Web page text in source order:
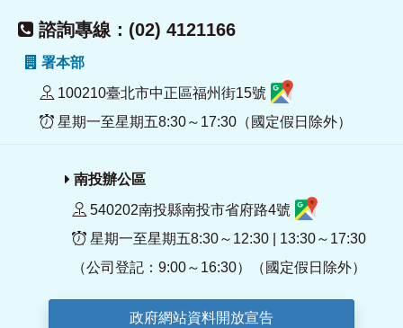
諮詢專線：(02) 4121166
署本部
100210臺北市中正區福州街15號
星期一至星期五8:30～17:30（國定假日除外）
南投辦公區
540202南投縣南投市省府路4號
星期一至星期五8:30～12:30 | 13:30～17:30
（公司登記：9:00～16:30）（國定假日除外）
政府網站資料開放宣告